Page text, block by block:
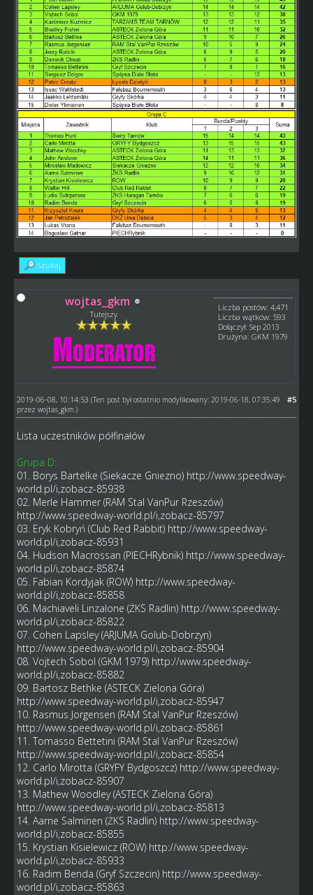
Szukaj
wojtas_gkm
Tutejszy
Liczba postów: 4,471
Liczba wątków: 593
Dołączył: Sep 2013
Drużyna: GKM 1979
#5
2019-06-08, 10:14:53 (Ten post był ostatnio modyfikowany: 2019-06-18, 07:35:49
przez wojtas_gkm.)
Lista uczestników półfinałów
Grupa D:
01. Borys Bartelke (Siekacze Gniezno) http://www.speedway-
world.pl/i,zobacz-85938
02. Merle Hammer (RAM Stal VanPur Rzeszów)
http://www.speedway-world.pl/i,zobacz-85797
03. Eryk Kobryń (Club Red Rabbit) http://www.speedway-
world.pl/i,zobacz-85931
04. Hudson Macrossan (PIECHRybnik) http://www.speedway-
world.pl/i,zobacz-85874
05. Fabian Kordyjak (ROW) http://www.speedway-
world.pl/i,zobacz-85858
06. Machiaveli Linzalone (ŻKS Radlin) http://www.speedway-
world.pl/i,zobacz-85822
07. Cohen Lapsley (ARJUMA Golub-Dobrzyn)
http://www.speedway-world.pl/i,zobacz-85904
08. Vojtech Sobol (GKM 1979) http://www.speedway-
world.pl/i,zobacz-85882
09. Bartosz Bethke (ASTECK Zielona Góra)
http://www.speedway-world.pl/i,zobacz-85947
10. Rasmus Jorgensen (RAM Stal VanPur Rzeszów)
http://www.speedway-world.pl/i,zobacz-85861
11. Tomasso Bettetini (RAM Stal VanPur Rzeszów)
http://www.speedway-world.pl/i,zobacz-85854
12. Carlo Mirotta (GRYFY Bydgoszcz) http://www.speedway-
world.pl/i,zobacz-85907
13. Mathew Woodley (ASTECK Zielona Góra)
http://www.speedway-world.pl/i,zobacz-85813
14. Aarne Salminen (ŻKS Radlin) http://www.speedway-
world.pl/i,zobacz-85855
15. Krystian Kisielewicz (ROW) http://www.speedway-
world.pl/i,zobacz-85933
16. Radim Benda (Gryf Szczecin) http://www.speedway-
world.pl/i,zobacz-85863